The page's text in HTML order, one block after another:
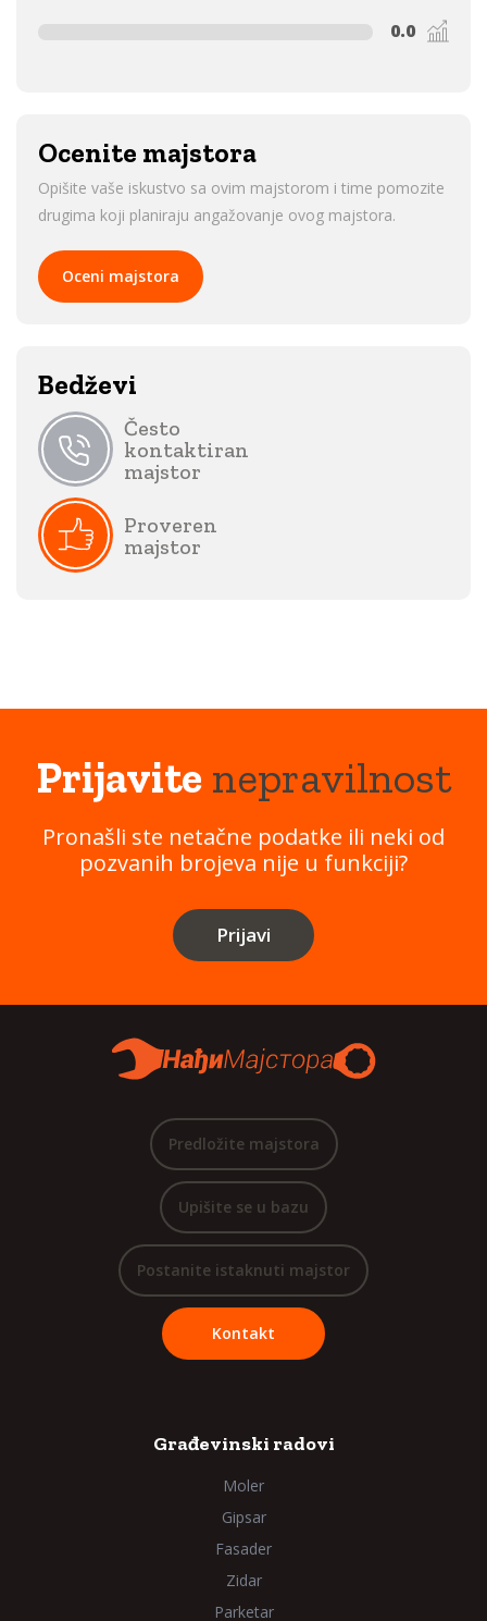
0.0
Ocenite majstora
Opišite vaše iskustvo sa ovim majstorom i time pomozite
drugima koji planiraju angažovanje ovog majstora.
Oceni majstora
Bedževi
Često
kontaktiran
majstor
Proveren
majstor
Prijavitenepravilnost
Pronašli ste netačne podatke ili neki od
pozvanih brojeva nije u funkciji?
Prijavi
Predložite majstora
Upišite se u bazu
Postanite istaknuti majstor
Kontakt
Građevinski radovi
Moler
Gipsar
Fasader
Zidar
Parketar